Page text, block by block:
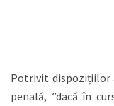
Potrivit dispozițiilor
penală, ”dacă în